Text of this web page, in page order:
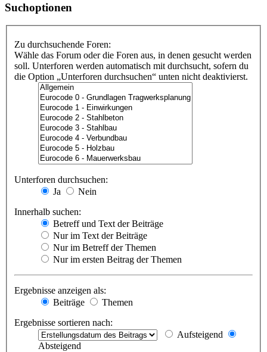
Suchoptionen
Zu durchsuchende Foren:
Wähle das Forum oder die Foren aus, in denen gesucht werden
soll. Unterforen werden automatisch mit durchsucht, sofern du
die Option „Unterforen durchsuchen“ unten nicht deaktivierst.
Unterforen durchsuchen:
Ja
Nein
Innerhalb suchen:
Betreff und Text der Beiträge
Nur im Text der Beiträge
Nur im Betreff der Themen
Nur im ersten Beitrag der Themen
Ergebnisse anzeigen als:
Beiträge
Themen
Ergebnisse sortieren nach:
Aufsteigend
Absteigend